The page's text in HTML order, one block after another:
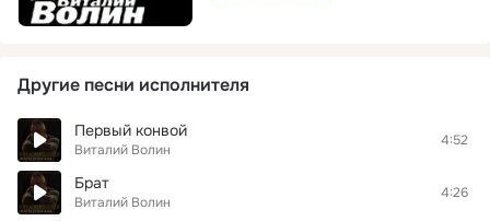
Другие песни исполнителя
Первый конвой
Виталий Волин
4:52
Брат
Виталий Волин
4:26